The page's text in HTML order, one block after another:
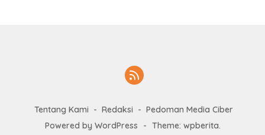
Tentang Kami Redaksi
Pedoman Media Ciber
Powered by WordPress
- Theme: wpberita.